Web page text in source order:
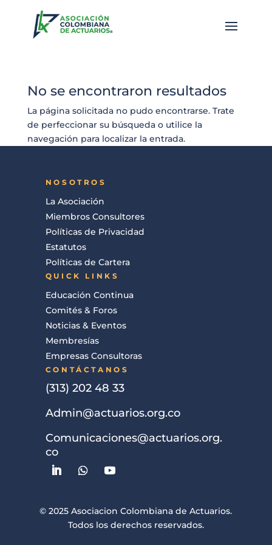
No se encontraron resultados
La página solicitada no pudo encontrarse. Trate
de perfeccionar su búsqueda o utilice la
navegación para localizar la entrada.
NOSOTROS
La Asociación
Miembros Consultores
Políticas de Privacidad
Estatutos
Políticas de Cartera
QUICK LINKS
Educación Continua
Comités & Foros
Noticias & Eventos
Membresías
Empresas Consultoras
CONTÁCTANOS
(313) 202 48 33
Admin@actuarios.org.co
Comunicaciones@actuarios.org.
co
© 2025 Asociacion Colombiana de Actuarios.
Todos los derechos reservados.